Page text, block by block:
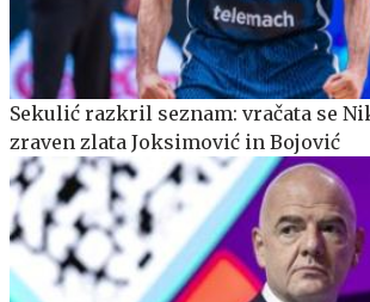
Sekulić razkril seznam: vračata se
zraven zlata Joksimović in Bojović